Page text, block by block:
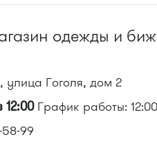
19, 29, 32.
одежды и
улица Гоголя, дом 2
12:00График работы:
58-99